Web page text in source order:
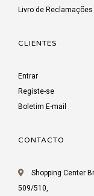
Livro de Reclamações
CLIENTES
Entrar
Registe-se
Boletim E-mail
CONTACTO
Shopping Center
509/510,